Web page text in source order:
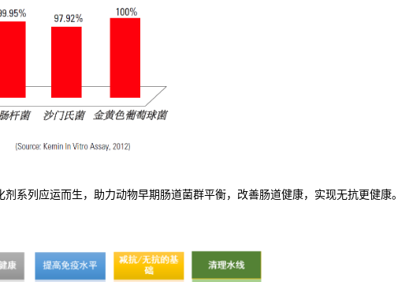
系列应运而生，助力动物早期肠道菌群平衡，改善肠道健康，实现无抗更健康。